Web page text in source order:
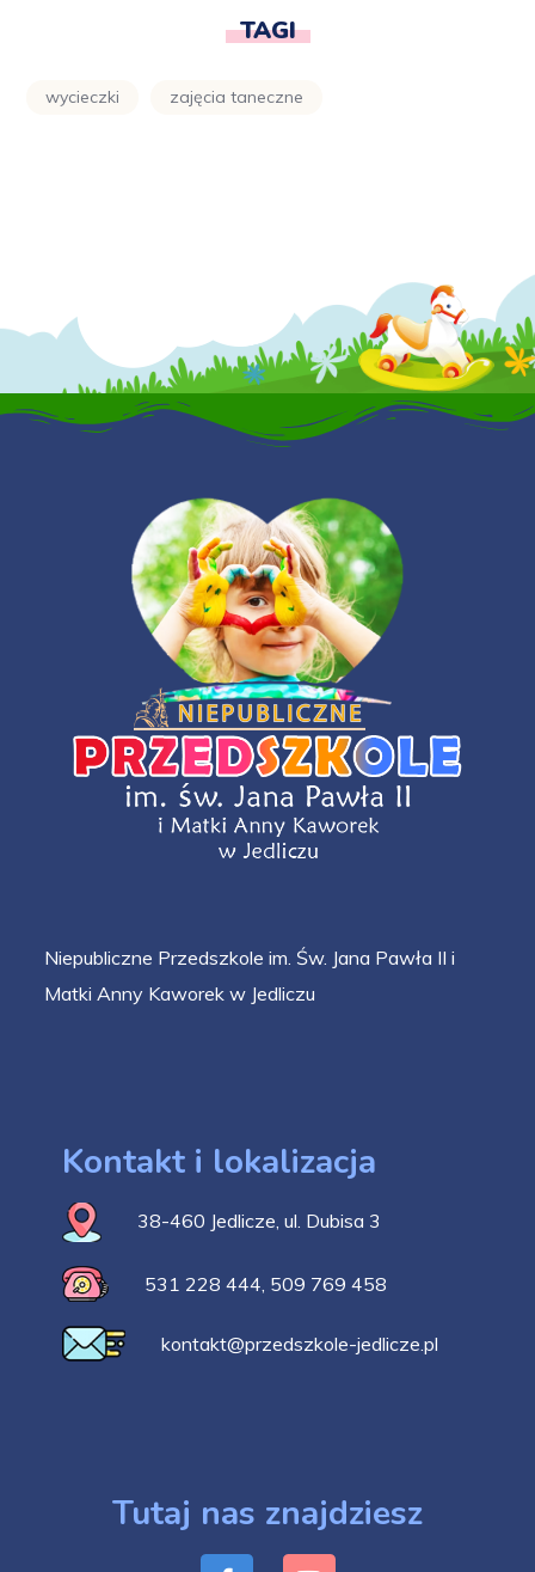
TAGI
wycieczki zajęcia taneczne
Niepubliczne Przedszkole im. Św. Jana Pawła II i
Matki Anny Kaworek w Jedliczu
Kontakt i lokalizacja
38-460 Jedlicze, ul. Dubisa 3
531 228 444 509 769 458
kontakt@przedszkole-jedlicze.pl
Tutaj nas znajdziesz